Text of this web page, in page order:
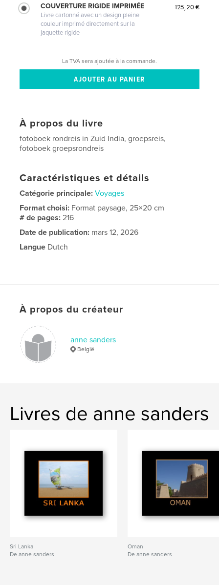
COUVERTURE RIGIDE IMPRIMÉE
Livre cartonné avec un design pleine
couleur imprimé directement sur la
jaquette rigide
125,20 €
La TVA sera ajoutée à la commande.
À propos du livre
fotoboek rondreis in Zuid India, groepsreis,
fotoboek groepsrondreis
Caractéristiques et détails
Catégorie principale: Voyages
Format choisi: Format paysage, 25×20 cm
# de pages:216
Date de publication: mars 12, 2026
Langue Dutch
À propos du créateur
anne sanders
België
Livres de anne sanders
Sri Lanka
De anne sanders
Oman
De anne sanders